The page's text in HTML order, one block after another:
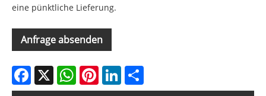
eine pünktliche Lieferung.
Anfrage absenden
Facebook
X WhatsAppPinterestLinkedIn